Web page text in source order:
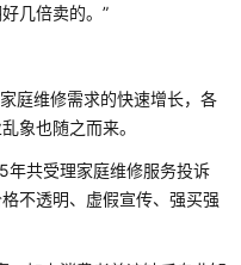
几倍卖的。”
庭维修需求的快速增长，各
象也随之而来。
年共受理家庭维修服务投诉
不透明、虚假宣传、强买强